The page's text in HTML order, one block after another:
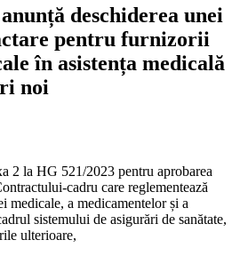
deschiderea unei
pentru furnizorii
în asistența medicală
noi
2 la HG 521/2023 pentru aprobarea
cadru care reglementează
medicale, a medicamentelor și a
sistemului de asigurări de sanătate,
ulterioare,